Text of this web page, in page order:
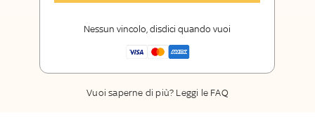
Sport
La newsletter esclusiva di Sky Sport
Nessun vincolo, disdici quando vuoi
Vuoi saperne di più? Leggi le FAQ